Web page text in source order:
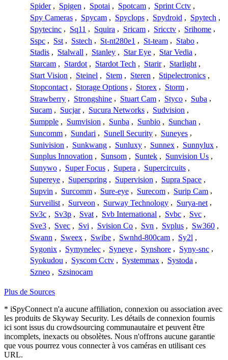
Spider , Spigen , Spotai , Spotcam , Sprint Cctv ,
Spy Cameras , Spycam , Spyclops , Spydroid , Spytech ,
Spytecinc , Sq11 , Squira , Sricam , Sricctv , Srihome ,
Sspc , Sst , Sstech , St-nt280e1 , St-team , Stabo ,
Stadis , Stalwall , Stanley , Star Eye , Star Vedia ,
Starcam , Stardot , Stardot Tech , Starir , Starlight ,
Start Vision , Steinel , Stem , Steren , Stipelectronics ,
Stopcontact , Storage Options , Storex , Storm ,
Strawberry , Strongshine , Stuart Cam , Styco , Suba ,
Sucam , Sucjar , Sucura Networks , Sudvision ,
Sumpple , Sumvision , Sunba , Sunbio , Sunchan ,
Suncomm , Sundari , Sunell Security , Suneyes ,
Sunivision , Sunkwang , Sunluxy , Sunnex , Sunnylux ,
Sunplus Innovation , Sunsom , Suntek , Sunvision Us ,
Sunywo , Super Focus , Supera , Supercircuits ,
Supereye , Superspring , Supervision , Supra Space ,
Supvin , Surcomm , Sure-eye , Surecom , Surip Cam ,
Surveilist , Surveon , Surway Technology , Surya-net ,
Sv3c , Sv3p , Svat , Svb International , Svbc , Svc ,
Sve3 , Svec , Svi , Svision Co , Svn , Svplus , Sw360 ,
Swann , Sweex , Swibe , Swnhd-800cam , Sy2l ,
Sygonix , Symynelec , Syneye , Synshore , Syny-snc ,
Syokudou , Syscom Cctv , Systemmax , Systoda ,
Szneo , Szsinocam
Plus de Sources
* iSpyConnect n'a aucune affiliation, connexion ou association avec
les produits de Skyway Security. Les détails de connexion fournis
ici sont issus du crowdsourcing communautaire et peuvent être
incomplets, inexacts ou obsolètes. Nous n'offrons aucune garantie
que vous pourrez vous connecter à vos caméras en utilisant ces
URL.